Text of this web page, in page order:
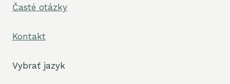
Časté otázky
Kontakt
Vybrať jazyk